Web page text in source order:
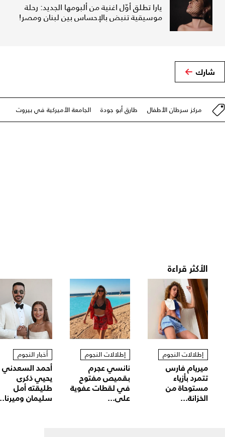
يارا تطلق أوّل اغنية من ألبومها الجديد: رحلة
موسيقية تنبض بالإحساس بين لبنان ومصر!
شارك
مركز سرطان الأطفال طارق أبو جودة الجامعة الأميركية في بيروت
الأكثر قراءة
إطلالات النجوم
ميريام فارس
تتمرد بأزياء
مستوحاة من
الخزانة...
إطلالات النجوم
نانسي عجرم
بقميص مفتوح
في لقطات عفوية
على...
أخبار النجوم
أحمد السعدني
يحيي ذكرى
طليقته أمل
سليمان